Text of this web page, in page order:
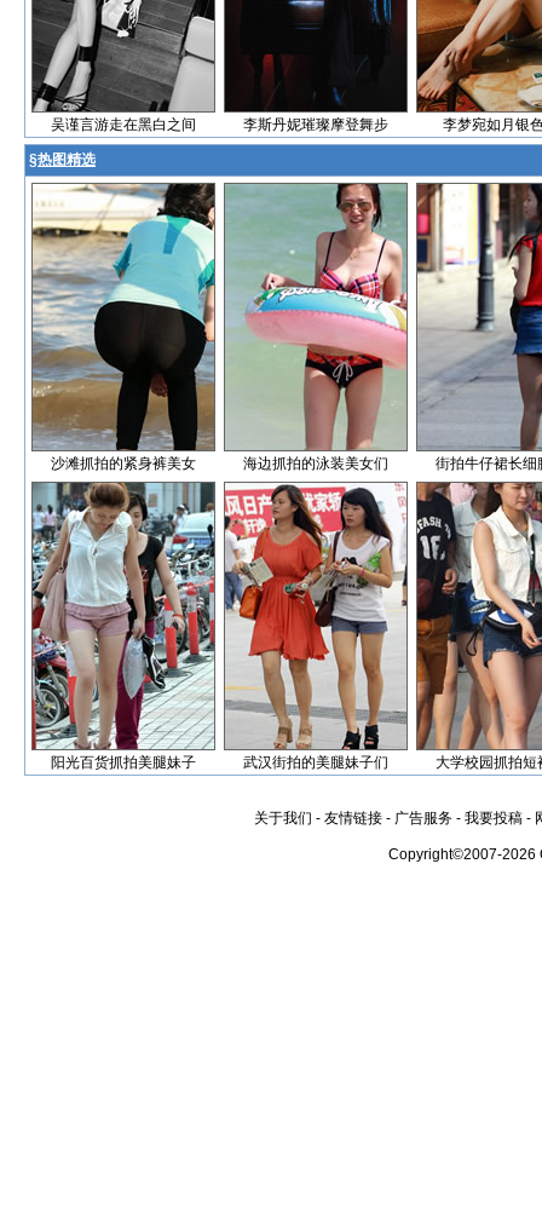
吴谨言游走在黑白之间 李斯丹妮璀璨摩登舞步 李梦宛如月银
§热图精选
沙滩抓拍的紧身裤美女 海边抓拍的泳装美女们 街拍牛仔裙长细
阳光百货抓拍美腿妹子 武汉街拍的美腿妹子们 大学校园抓拍短
关于我们 - 友情链接 - 广告服务 - 我要投稿 -
Copyright©2007-2026